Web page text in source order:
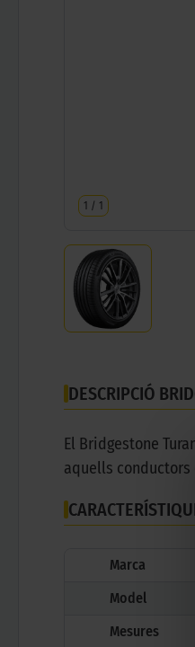
1 / 1
DESCRIPCIÓ
El Bridgestone
aquells conductors
Marca
Model
Mesures